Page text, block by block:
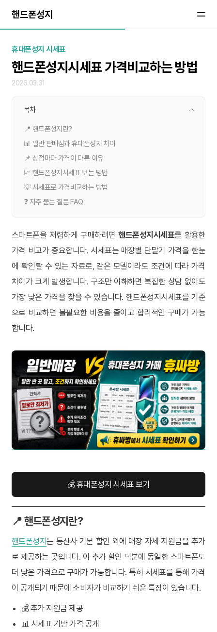
핸드폰성지
휴대폰성지 시세표
핸드폰성지시세표 가격비교하는 방법
2026.03.31
목차
📍 핸드폰성지란?
📊 일반 판매점과 휴대폰성지 차이
📌 상점마다 가격이 다른 이유
📈 핸드폰성지시세표 보는 방법
💡 시세표로 가격비교하는 방법
❓ 자주 묻는 질문 FAQ
스마트폰을 저렴하게 구매하려면핸드폰성지시세표를 활용한
가격 비교가 중요합니다. 시세표는 매장별 단말기 가격을 한눈
에 확인할 수 있는 자료로, 같은 모델이라도 조건에 따라 가격
차이가 크게 발생합니다. 구조만 이해하면 복잡한 상담 없이도
가장 낮은 가격을 찾을 수 있습니다. 핸드폰성지시세표를 기준
으로 비교하면 불필요한 비용을 줄이고 합리적인 구매가 가능
합니다.
💰 휴대폰성지 시세표 보기
📍 핸드폰성지란?
핸드폰성지는 통신사 기본 할인 외에 매장 자체 지원금을 추가
로 제공하는 곳입니다. 이 추가 할인 덕분에 동일한 스마트폰도
더 낮은 가격으로 구매가 가능합니다. 특히 시세표를 통해 가격
이 공개되기 때문에 소비자가 비교하기 쉬운 특징이 있습니다.
💰 추가 지원금 제공
📊 시세표 기반 가격 공개